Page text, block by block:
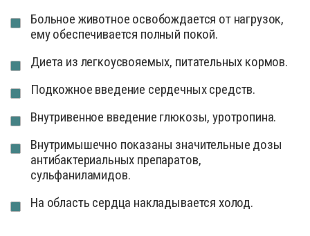
Больное животное освобождается от нагрузок,
ему обеспечивается полный покой.
Диета из легкоусвояемых, питательных кормов.
Подкожное введение сердечных средств.
Внутривенное введение глюкозы, уротропина.
Внутримышечно показаны значительные дозы
антибактериальных препаратов,
сульфаниламидов.
На область сердца накладывается холод.